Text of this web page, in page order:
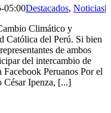
05:00Destacados, Noticias|
Climático y
Católica del Perú. Si bien
de ambos
del intercambio de
Peruanos Por el
César Ipenza, [...]